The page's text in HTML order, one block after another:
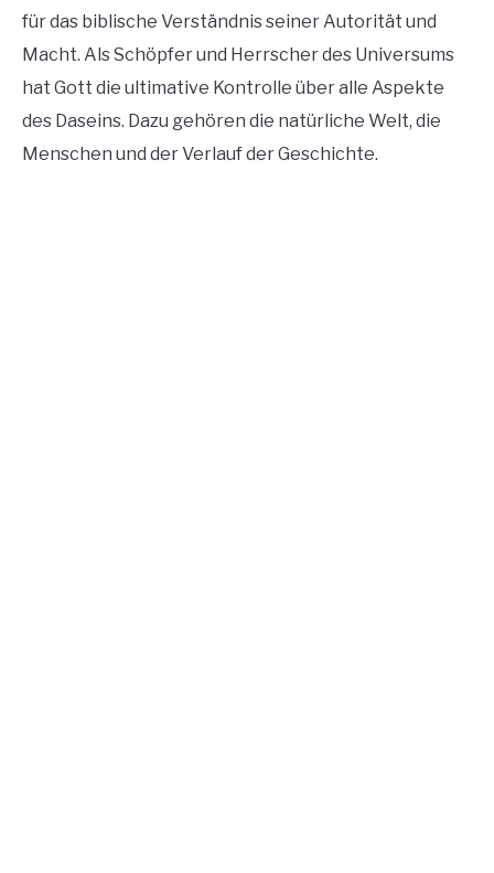
für das biblische Verständnis seiner Autorität und
Macht. Als Schöpfer und Herrscher des Universums
hat Gott die ultimative Kontrolle über alle Aspekte
des Daseins. Dazu gehören die natürliche Welt, die
Menschen und der Verlauf der Geschichte.